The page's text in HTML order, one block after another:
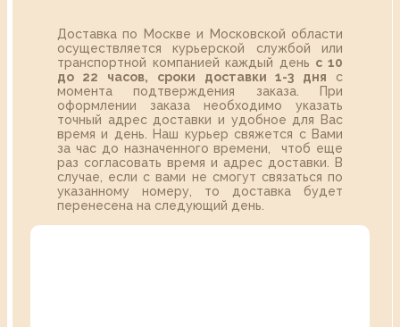
Доставка по Москве и Московской области
осуществляется курьерской службой или
транспортной компанией каждый день с 10
до 22 часов,
сроки доставки 1-3 дня с
момента подтверждения заказа. При
оформлении заказа необходимо указать
точный адрес доставки и удобное для Вас
время и день. Наш курьер свяжется с Вами
за час до назначенного времени, чтоб еще
раз согласовать время и адрес доставки. В
случае, если с вами не смогут связаться по
указанному номеру, то доставка будет
перенесена на следующий день.